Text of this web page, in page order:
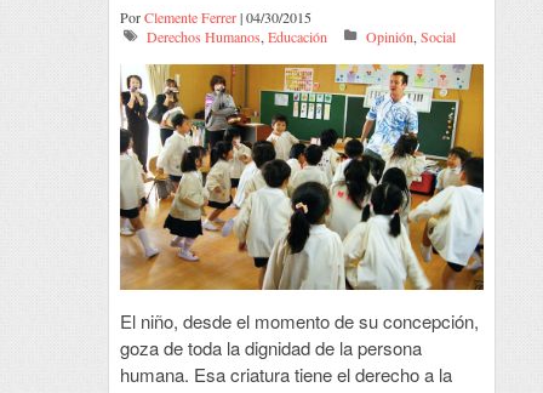
PorClemente Ferrer| 04/30/2015
Derechos Humanos,Educación Opinión,Social
El niño, desde el momento de su concepción,
goza de toda la dignidad de la persona
humana. Esa criatura tiene el derecho a la